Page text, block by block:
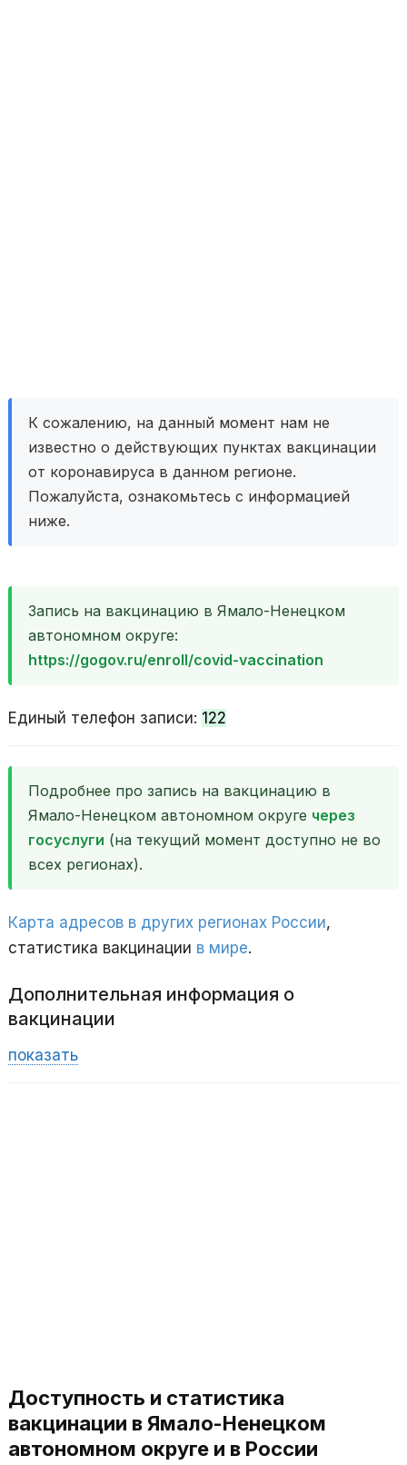
К сожалению, на данный момент нам не
известно о действующих пунктах вакцинации
от коронавируса в данном регионе.
Пожалуйста, ознакомьтесь с информацией
ниже.
Запись на вакцинацию в Ямало-Ненецком
автономном округе:
https://gogov.ru/enroll/covid-vaccination
Единый телефон записи: 122
Подробнее про запись на вакцинацию в
Ямало-Ненецком автономном округе через
госуслуги (на текущий момент доступно не во
всех регионах).
Карта адресов в других регионах России,
статистика вакцинации в мире.
Дополнительная информация о
вакцинации
показать
Доступность и статистика
вакцинации в Ямало-Ненецком
автономном округе и в России